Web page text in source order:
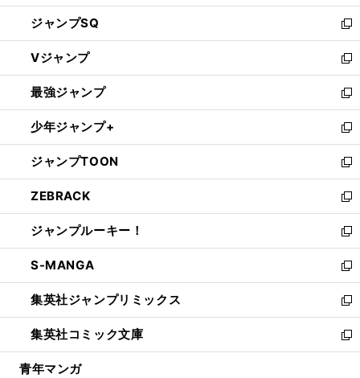
し
い
ウ
ィ
ン
ド
ウ
で
開
く
ジャンプSQ
新
し
い
ウ
ィ
ン
ド
ウ
で
開
く
Vジャンプ
新
し
い
ウ
ィ
ン
ド
ウ
で
開
く
最強ジャンプ
新
し
い
ウ
ィ
ン
ド
ウ
で
開
く
少年ジャンプ+
新
し
い
ウ
ィ
ン
ド
ウ
で
開
く
ジャンプTOON
新
し
い
ウ
ィ
ン
ド
ウ
で
開
く
ZEBRACK
新
し
い
ウ
ィ
ン
ド
ウ
で
開
ジャンプルーキー！
新
し
い
ウ
ィ
ン
ド
ウ
S-MANGA
新
し
い
ウ
ィ
ン
集英社ジャンプリミックス
新
し
い
ウ
集英社コミック文庫
新
し
青年マンガ